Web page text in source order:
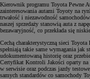
Kierownik programu Toyota Pewne
zainteresowania autami Toyoty na
trwałość i niezawodność
naszej sprzedaży stanowią auta z
bezawaryjność, co przekłada się
Cechą charakterystyczną sieci
spełniają takie same wymagania jak
udokumentowaną historię oraz
Certyfikat Kontroli Jakości oparty na
w serwisie oraz podczas jazdy
samych standardów co samochody